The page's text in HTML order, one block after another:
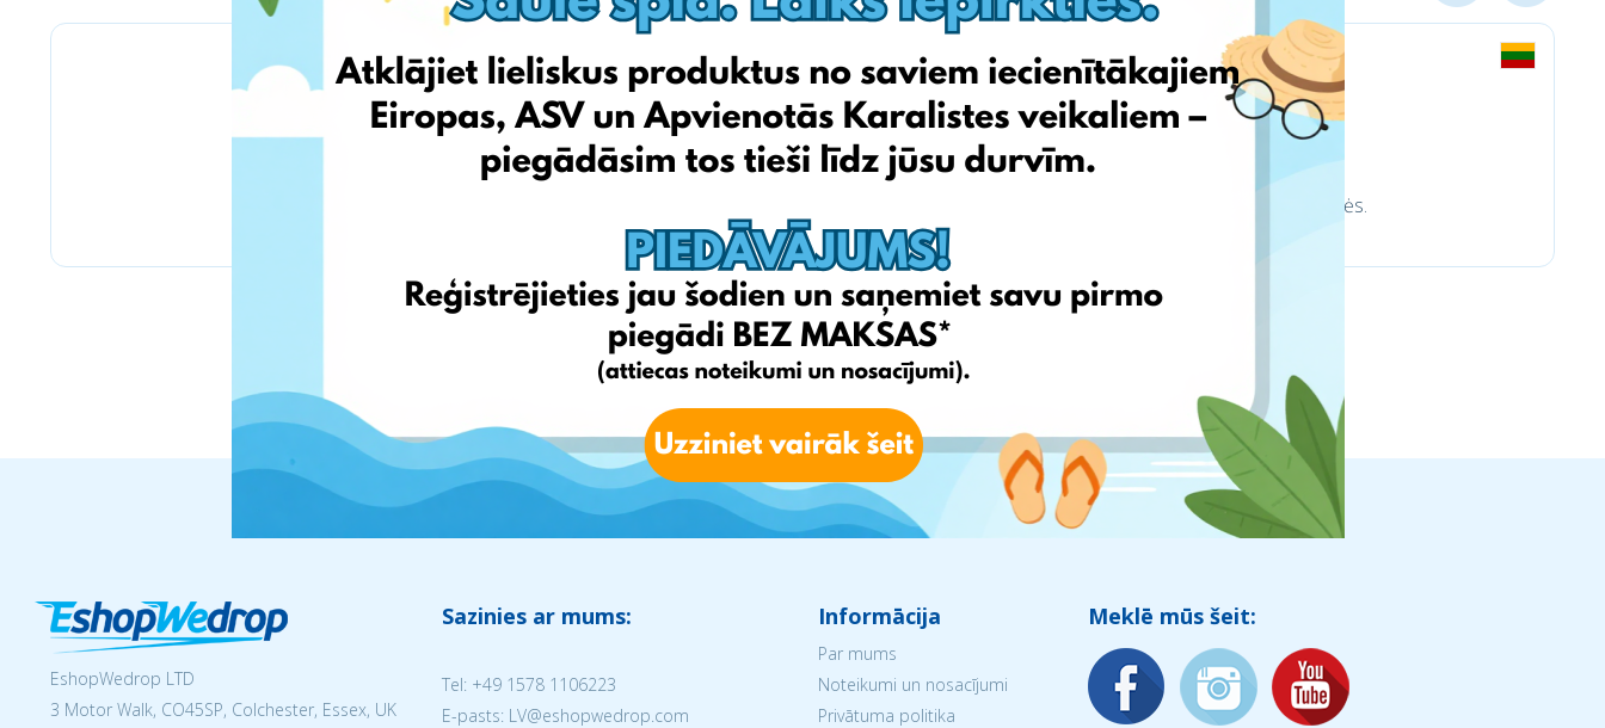
Chemija trinkelėms ir aplinkotvarkos prekės.
EshopWedrop LTD
3 Motor Walk, CO45SP, Colchester, Essex, UK
Sazinies ar mums:
Tel: +49 1578 1106223
E-pasts: LV@eshopwedrop.com
Informācija
Par mums
Noteikumi un nosacījumi
Privātuma politika
Meklē mūs šeit: